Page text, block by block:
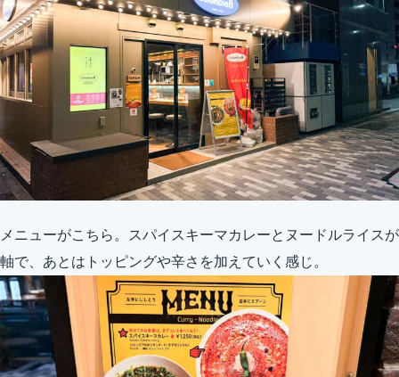
メニューがこちら。スパイスキーマカレーとヌードルライスが
軸で、あとはトッピングや辛さを加えていく感じ。